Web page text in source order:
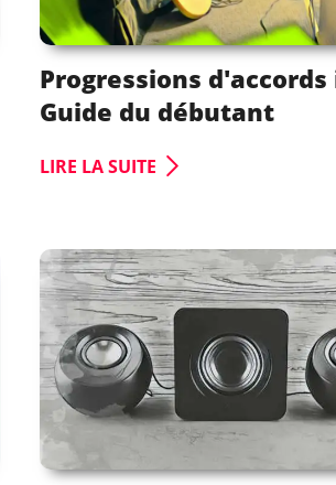
Progressions d'accords
Guide du débutant
LIRE LA SUITE